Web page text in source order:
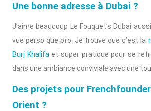
Une bonne adresse à Dubai ?
J’aime beaucoup Le Fouquet’s Dubai
vue perso que pro. Je trouve que c’est la
Burj Khalifa et super pratique pour se
dans une ambiance conviviale avec une
Des projets pour
Orient ?